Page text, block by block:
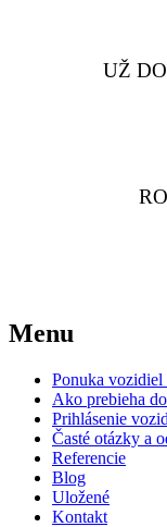
UŽ
Menu
Ponuka vozidiel
Ako prebieha
Prihlásenie
Časté otázky a
Referencie
Blog
Uložené
Kontakt